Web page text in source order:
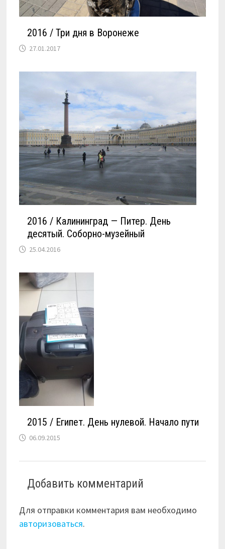
2016 / Три дня в Воронеже
27.01.2017
2016 / Калининград — Питер. День
десятый. Соборно-музейный
25.04.2016
2015 / Египет. День нулевой. Начало пути
06.09.2015
Добавить комментарий
Для отправки комментария вам необходимо
авторизоваться.